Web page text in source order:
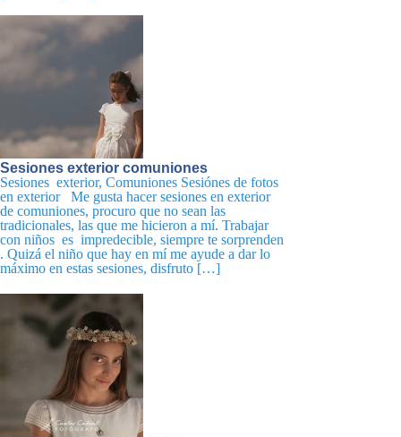
Sesiones exterior comuniones
Sesiones exterior, Comuniones Sesiónes de fotos
en exterior Me gusta hacer sesiones en exterior
de comuniones, procuro que no sean las
tradicionales, las que me hicieron a mí. Trabajar
con niños es impredecible, siempre te sorprenden
. Quizá el niño que hay en mí me ayude a dar lo
máximo en estas sesiones, disfruto […]